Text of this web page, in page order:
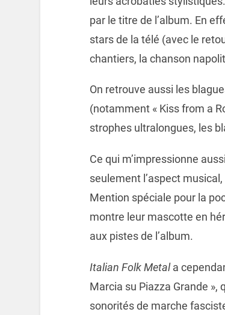
par le titre de l’album. En
stars de la télé (avec le
chantiers, la chanson
On retrouve aussi les
(notamment « Kiss from a
strophes ultralongues, les
Ce qui m’impressionne
seulement l’aspect
Mention spéciale pour la
montre leur mascotte en
aux pistes de l’album.
Italian Folk Metala
Marcia su Piazza Grande
sonorités de marche